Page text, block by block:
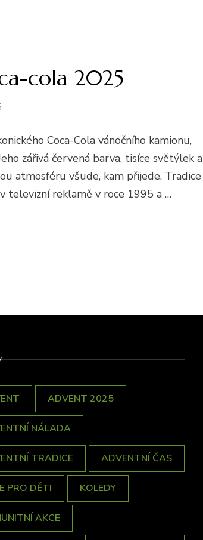
cola 2025
Coca-Cola vánočního kamionu,
zářivá červená barva, tisíce světýlek a
atmosféru všude, kam přijede. Tradice
televizní reklamě v roce 1995 a …
ADVENT 2025
NÁLADA
TRADICE ADVENTNÍ ČAS
PRO DĚTI KOLEDY
AKCE